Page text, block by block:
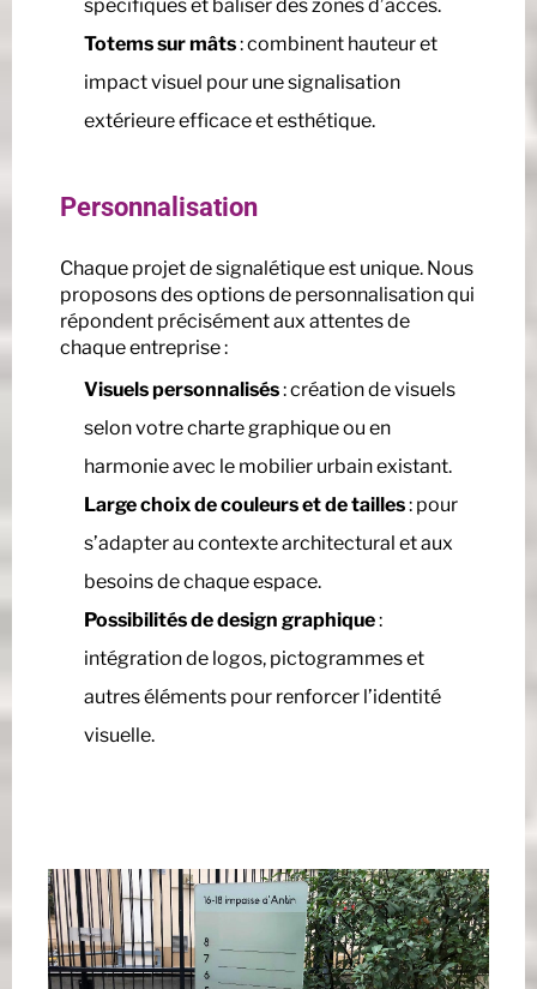
spécifiques et baliser des zones d’accès.
Totems sur mâts: combinent hauteur et
impact visuel pour une signalisation
extérieure efficace et esthétique.
Personnalisation
Chaque projet de signalétique est unique. Nous
proposons des options de personnalisation qui
répondent précisément aux attentes de
chaque entreprise :
Visuels personnalisés: création de visuels
selon votre charte graphique ou en
harmonie avec le mobilier urbain existant.
Large choix de couleurs et de tailles: pour
s’adapter au contexte architectural et aux
besoins de chaque espace.
Possibilités de design graphique:
intégration de logos, pictogrammes et
autres éléments pour renforcer l’identité
visuelle.